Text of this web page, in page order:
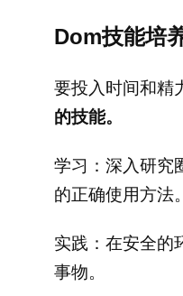
Dom技能培
要投入时间和精
的技能。
学习：深入研究
的正确使用方法。
实践：在安全的
事物。